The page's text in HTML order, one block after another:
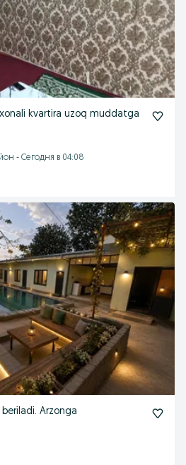
kvartira uzoq muddatga
- Сегодня в 04:08
Arzonga